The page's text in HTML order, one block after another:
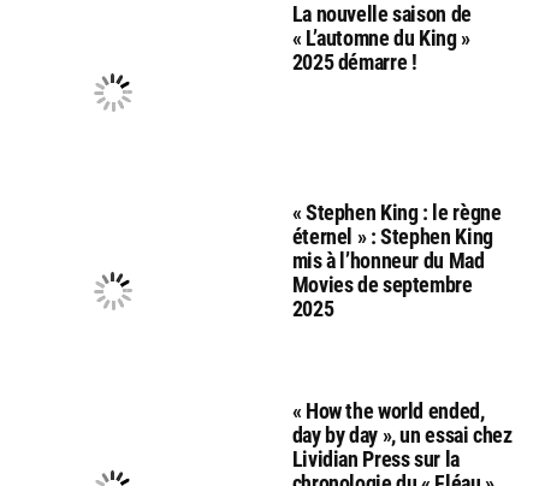
La nouvelle saison de
« L’automne du King »
2025 démarre !
« Stephen King : le règne
éternel » : Stephen King
mis à l’honneur du Mad
Movies de septembre
2025
« How the world ended,
day by day », un essai chez
Lividian Press sur la